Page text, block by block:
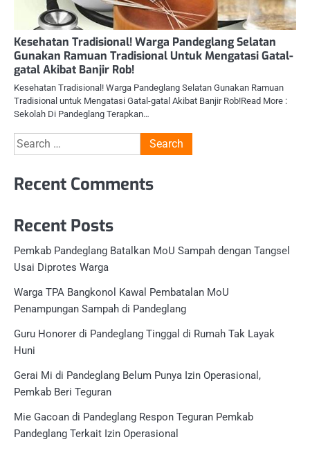
Kesehatan Tradisional! Warga Pandeglang Selatan
Gunakan Ramuan Tradisional Untuk Mengatasi Gatal-
gatal Akibat Banjir Rob!
Kesehatan Tradisional! Warga Pandeglang Selatan Gunakan Ramuan
Tradisional untuk Mengatasi Gatal-gatal Akibat Banjir Rob!Read More :
Sekolah Di Pandeglang Terapkan…
Search
for:
Recent Comments
Recent Posts
Pemkab Pandeglang Batalkan MoU Sampah dengan Tangsel
Usai Diprotes Warga
Warga TPA Bangkonol Kawal Pembatalan MoU
Penampungan Sampah di Pandeglang
Guru Honorer di Pandeglang Tinggal di Rumah Tak Layak
Huni
Gerai Mi di Pandeglang Belum Punya Izin Operasional,
Pemkab Beri Teguran
Mie Gacoan di Pandeglang Respon Teguran Pemkab
Pandeglang Terkait Izin Operasional